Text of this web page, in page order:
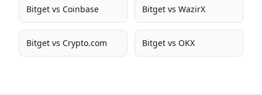
Bitget vs Coinbase Bitget vs WazirX
Bitget vs Crypto.com Bitget vs OKX